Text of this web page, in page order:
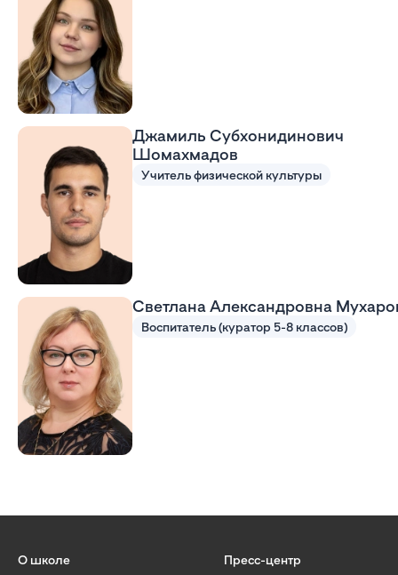
Джамиль Субхонидинович
Шомахмадов
Учитель физической культуры
Светлана Александровна
Воспитатель (куратор 5-8 классов)
О школе
Пресс-центр